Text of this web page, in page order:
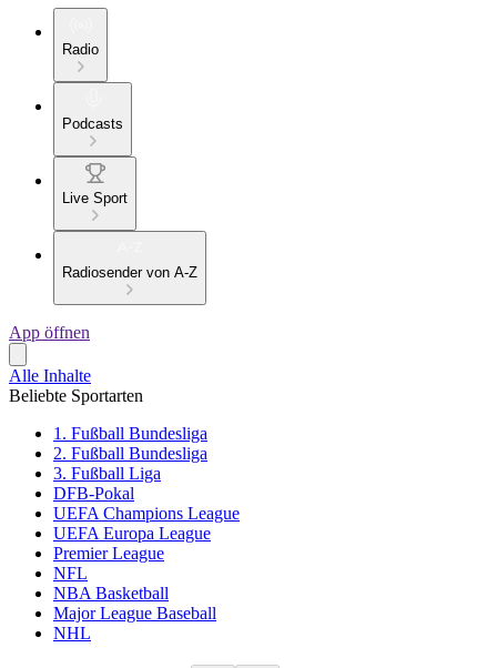
Radio
Podcasts
Live Sport
Radiosender von A-Z
App öffnen
Alle Inhalte
Beliebte Sportarten
1. Fußball Bundesliga
2. Fußball Bundesliga
3. Fußball Liga
DFB-Pokal
UEFA Champions League
UEFA Europa League
Premier League
NFL
NBA Basketball
Major League Baseball
NHL